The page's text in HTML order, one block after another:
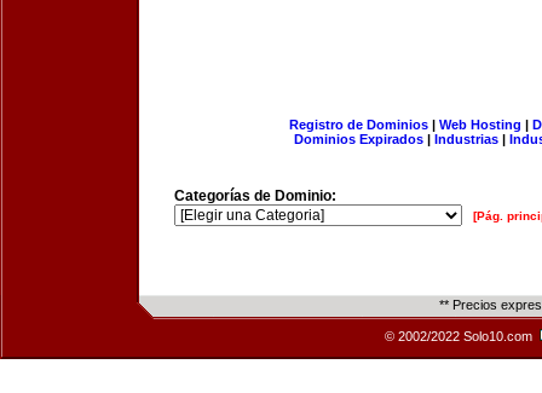
Registro de Dominios| Web Hosting |
Dominios Expirados | Industrias |
Categorías de Dominio:
[Pág.
** Precios
© 2002/2022 Solo10.com